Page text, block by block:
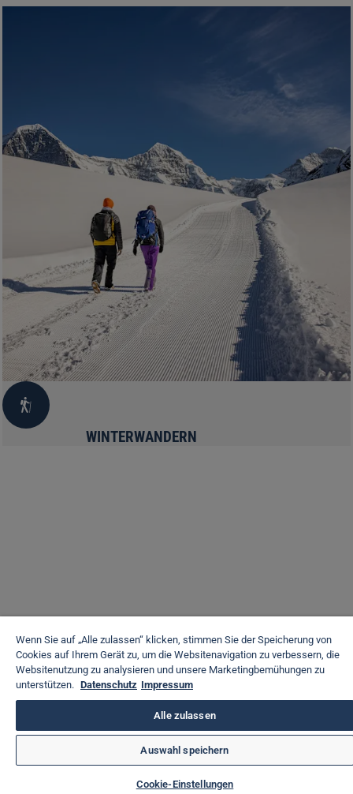
WINTERWANDERN
Wenn Sie auf „Alle zulassen“ klicken, stimmen Sie der Speicherung von
Cookies auf Ihrem Gerät zu, um die Websitenavigation zu verbessern, die
Websitenutzung zu analysieren und unsere Marketingbemühungen zu
unterstützen. Datenschutz Impressum
Alle zulassen
Auswahl speichern
Cookie-Einstellungen